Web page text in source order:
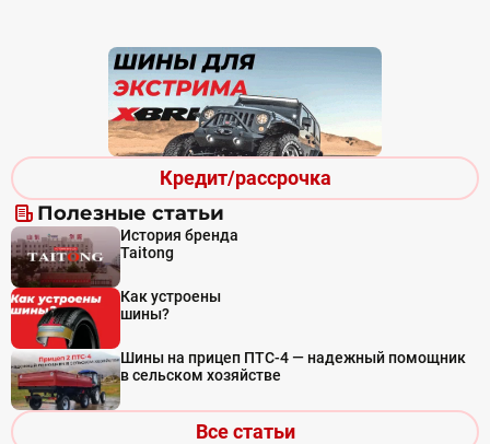
Кредит/рассрочка
Полезные статьи
История бренда
Taitong
Как устроены
шины?
Шины на прицеп ПТС-4 — надежный помощник
в сельском хозяйстве
Все статьи